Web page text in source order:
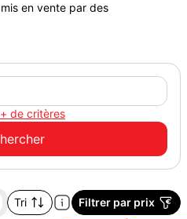
en vente par des
de critères
Tri Filtrer par prix